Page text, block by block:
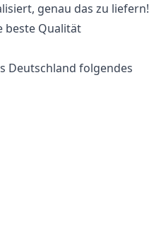
genau das zu liefern!
beste Qualität
Deutschland folgendes